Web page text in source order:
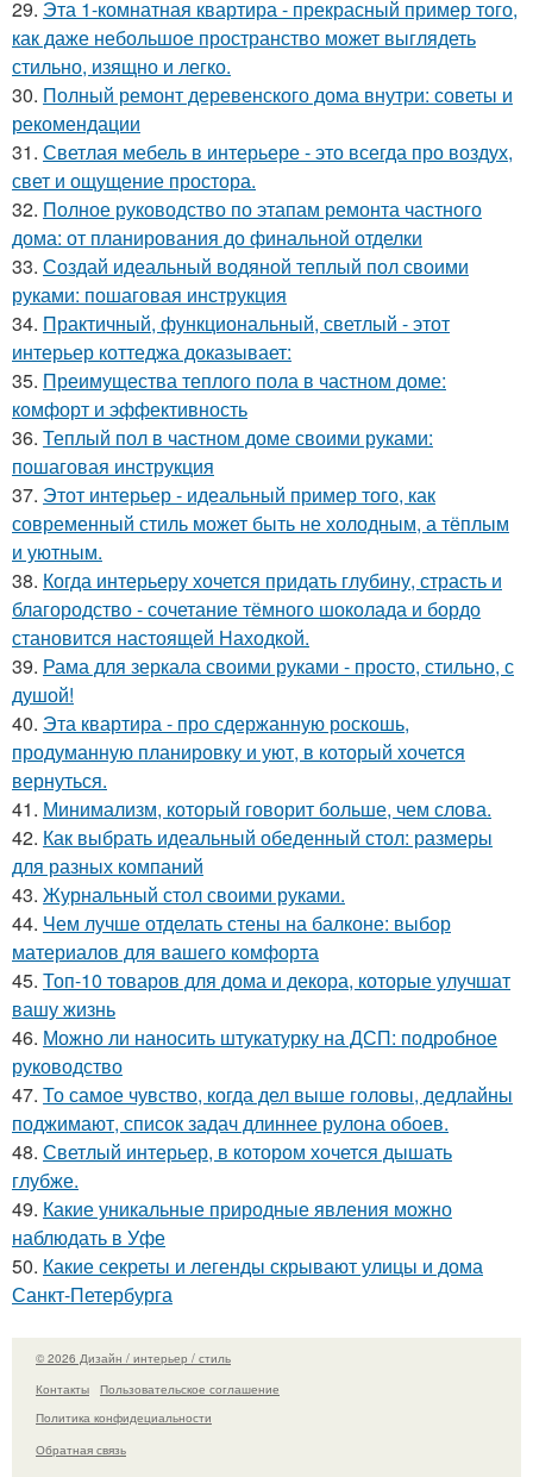
29. Эта 1-комнатная квартира - прекрасный пример того,
как даже небольшое пространство может выглядеть
стильно, изящно и легко.
30. Полный ремонт деревенского дома внутри: советы и
рекомендации
31. Светлая мебель в интерьере - это всегда про воздух,
свет и ощущение простора.
32. Полное руководство по этапам ремонта частного
дома: от планирования до финальной отделки
33. Создай идеальный водяной теплый пол своими
руками: пошаговая инструкция
34. Практичный, функциональный, светлый - этот
интерьер коттеджа доказывает:
35. Преимущества теплого пола в частном доме:
комфорт и эффективность
36. Теплый пол в частном доме своими руками:
пошаговая инструкция
37. Этот интерьер - идеальный пример того, как
современный стиль может быть не холодным, а тёплым
и уютным.
38. Когда интерьеру хочется придать глубину, страсть и
благородство - сочетание тёмного шоколада и бордо
становится настоящей Находкой.
39. Рама для зеркала своими руками - просто, стильно, с
душой!
40. Эта квартира - про сдержанную роскошь,
продуманную планировку и уют, в который хочется
вернуться.
41. Минимализм, который говорит больше, чем слова.
42. Как выбрать идеальный обеденный стол: размеры
для разных компаний
43. Журнальный стол своими руками.
44. Чем лучше отделать стены на балконе: выбор
материалов для вашего комфорта
45. Топ-10 товаров для дома и декора, которые улучшат
вашу жизнь
46. Можно ли наносить штукатурку на ДСП: подробное
руководство
47. То самое чувство, когда дел выше головы, дедлайны
поджимают, список задач длиннее рулона обоев.
48. Светлый интерьер, в котором хочется дышать
глубже.
49. Какие уникальные природные явления можно
наблюдать в Уфе
50. Какие секреты и легенды скрывают улицы и дома
Санкт-Петербурга
© 2026 Дизайн / интерьер / стиль
Контакты
Пользовательское соглашение
Политика конфидециальности
Обратная связь